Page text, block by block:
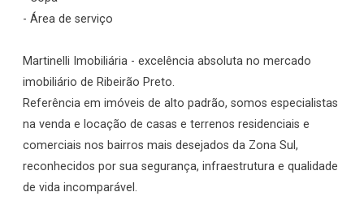
- Área de serviço
Martinelli Imobiliária - excelência absoluta no mercado
imobiliário de Ribeirão Preto.
Referência em imóveis de alto padrão, somos especialistas
na venda e locação de casas e terrenos residenciais e
comerciais nos bairros mais desejados da Zona Sul,
reconhecidos por sua segurança, infraestrutura e qualidade
de vida incomparável.